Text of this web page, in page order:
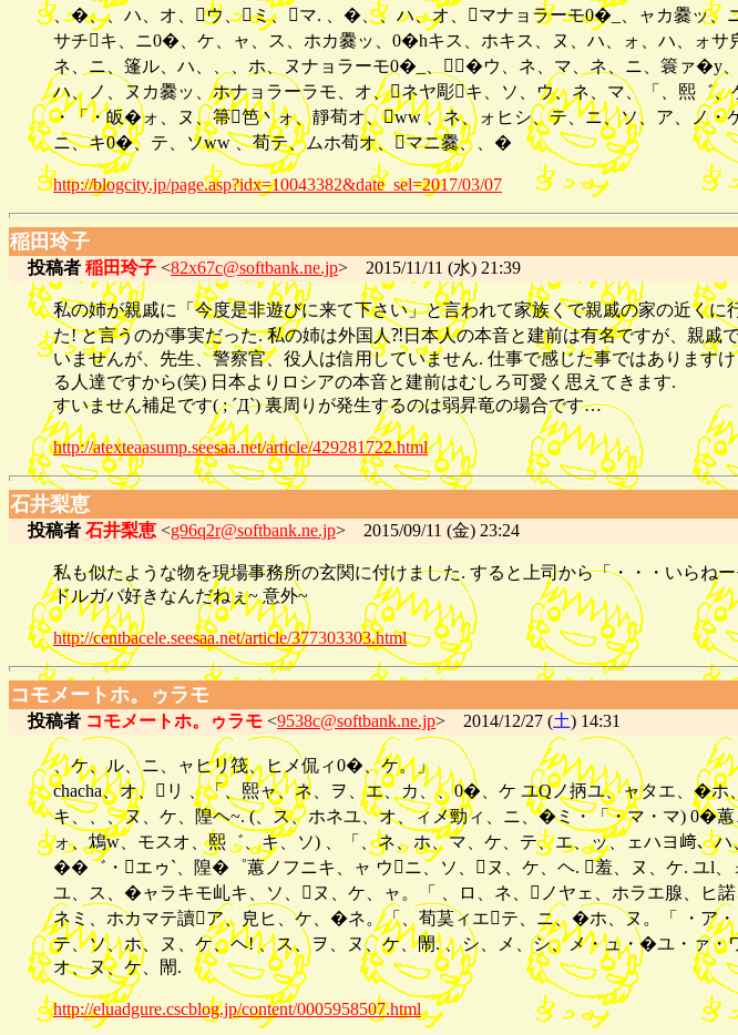
、�、、ハ、オ、ウ、ミ、マ. 、�、、ハ、オ、マナョラーモ0�_、ャカ爨ッ、
サチキ、ニ0�、ケ、ャ、ス、ホカ爨ッ、0�hキス、ホキス、ヌ、ハ、ォ、ハ、ォ
ネ、ニ、篷ル、ハ、、、ホ、ヌナョラーモ0�_、�ウ、ネ、マ、ネ、ニ、簑ァ�y
ハ、ノ、ヌカ爨ッ、ホナョラーラモ、オ、ネヤ彫キ、ソ、ウ、ネ、マ、「、熙゛、
・「・皈�ォ、ヌ、箒笆丶ォ、靜荀オ、ww 、ネ、ォヒシ、テ、ニ、ソ、ア、ノ
ニ、キ0�、テ、ソww 、荀テ、ムホ荀オ、マニ爨、、�
http://blogcity.jp/page.asp?idx=10043382&date_sel=2017/03/07
稲田玲子
投稿者 稲田玲子 <82x67c@softbank.ne.jp> 2015/11/11 (水) 21:39
私の姉が親戚に「今度是非遊びに来て下さい」と言われて家族くで親戚の家の近く
た! と言うのが事実だった. 私の姉は外国人⁈日本人の本音と建前は有名ですが、親
いませんが、先生、警察官、役人は信用していません. 仕事で感じた事ではありま
る人達ですから(笑) 日本よりロシアの本音と建前はむしろ可愛く思えてきます.
すいません補足です( ; ´Д`) 裏周りが発生するのは弱昇竜の場合です…
http://atexteaasump.seesaa.net/article/429281722.html
石井梨恵
投稿者 石井梨恵 <g96q2r@softbank.ne.jp> 2015/09/11 (金) 23:24
私も似たような物を現場事務所の玄関に付けました. すると上司から「・・・いらね
ドルガバ好きなんだねぇ~ 意外~
http://centbacele.seesaa.net/article/377303303.html
コモメートホ。ゥラモ
投稿者 コモメートホ。ゥラモ <9538c@softbank.ne.jp> 2014/12/27 (土) 14:31
、ケ、ル、ニ、ャヒリ筏、ヒメ侃ィ0�、ケ。」
chacha、オ、リ 、「、熙ャ、ネ、ヲ、エ、カ、、0�、ケ ユQノ抦ユ、ャタエ、�
キ、、、ヌ、ケ、隍ヘ~. (、ス、ホネユ、オ、ィメ勁ィ、ニ、�ミ・「・マ・マ) 0�
ォ、鴆w、モスオ、熙゛、キ、ソ) 、「、ネ、ホ、マ、ケ、テ、エ、ッ、ェハヨ﨑
��゛・エゥ`、隍�゜蕙ノフニキ、ャ ウニ、ソ、ヌ、ケ、ヘ. 羞、ヌ、ケ. ユl
ユ、ス、�ャラキモ乢キ、ソ、ヌ、ケ、ャ。「 、ロ、ネ、ノヤェ、ホラエ腺、
ネミ、ホカマテ讀ア、皃ヒ、ケ、�ネ。「、荀茣ィエテ、ニ、�ホ、ヌ。「 ・ア
テ、ソ、ホ、ヌ、ケ、ヘ! 、ス、ヲ、ヌ、ケ、閙. 、シ、メ、シ、メ・ュ・�ユ・
オ、ヌ、ケ、閙.
http://eluadgure.cscblog.jp/content/0005958507.html